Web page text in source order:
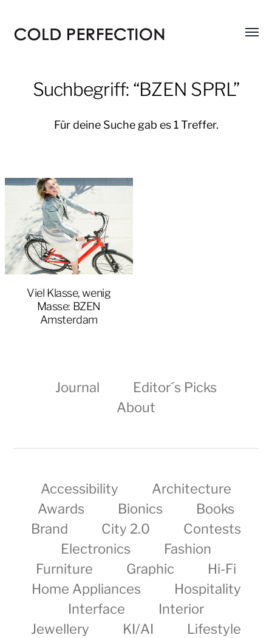
Menü
Suchbegriff: “BZEN SPRL”
Für deine Suche gab es 1 Treffer.
Viel Klasse, wenig
Masse: BZEN
Amsterdam
Journal
Editor´s Picks
About
Accessibility
Architecture
Awards
Bionics
Books
Brand
City 2.0
Contests
Electronics
Fashion
Furniture
Graphic
Hi-Fi
Home Appliances
Hospitality
Interface
Interior
Jewellery
KI/AI
Lifestyle